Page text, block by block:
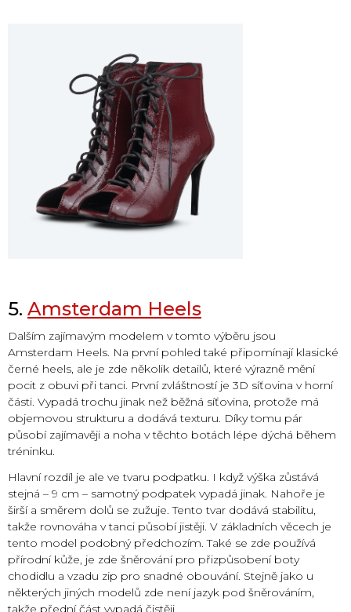
5. Amsterdam Heels
Dalším zajímavým modelem v tomto výběru jsou
Amsterdam Heels. Na první pohled také připomínají klasické
černé heels, ale je zde několik detailů, které výrazně mění
pocit z obuvi při tanci. První zvláštností je 3D síťovina v horní
části. Vypadá trochu jinak než běžná síťovina, protože má
objemovou strukturu a dodává texturu. Díky tomu pár
působí zajímavěji a noha v těchto botách lépe dýchá během
tréninku.
Hlavní rozdíl je ale ve tvaru podpatku. I když výška zůstává
stejná – 9 cm – samotný podpatek vypadá jinak. Nahoře je
širší a směrem dolů se zužuje. Tento tvar dodává stabilitu,
takže rovnováha v tanci působí jistěji. V základních věcech je
tento model podobný předchozím. Také se zde používá
přírodní kůže, je zde šněrování pro přizpůsobení boty
chodidlu a vzadu zip pro snadné obouvání. Stejně jako u
některých jiných modelů zde není jazyk pod šněrováním,
takže přední část vypadá čistěji.